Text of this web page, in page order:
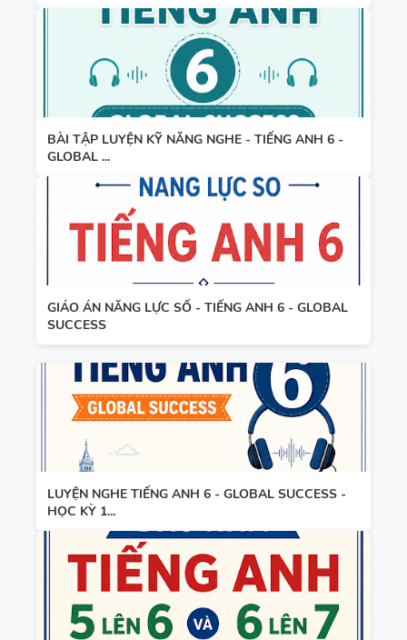
BÀI TẬP LUYỆN KỸ NĂNG NGHE - TIẾNG ANH 6 -
GLOBAL ...
GIÁO ÁN NĂNG LỰC SỐ - TIẾNG ANH 6 - GLOBAL
SUCCESS
LUYỆN NGHE TIẾNG ANH 6 - GLOBAL SUCCESS -
HỌC KỲ 1...